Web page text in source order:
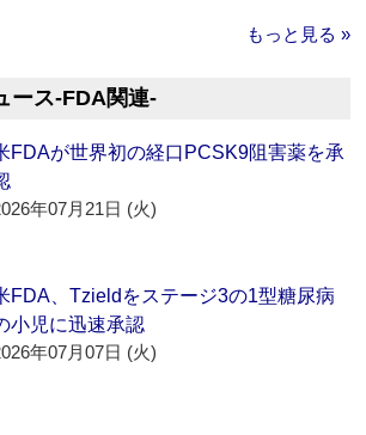
もっと見る »
ース‐FDA関連‐
FDAが世界初の経口PCSK9阻害薬を承
年07月21日 (火)
FDA、Tzieldをステージ3の1型糖尿病
小児に迅速承認
年07月07日 (火)